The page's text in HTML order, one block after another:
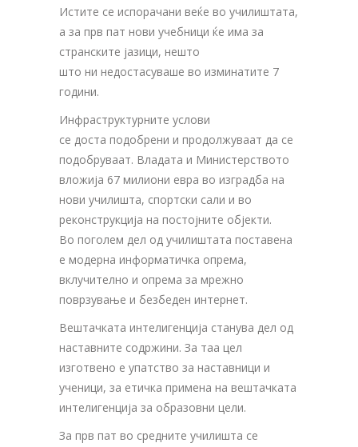
Истите се испорачани веќе во училиштата,
а за прв пат нови учебници ќе има за
странските јазици, нешто
што ни недостасуваше во изминатите 7
години.
Инфраструктурните услови
се доста подобрени и продолжуваат да се
подобруваат. Владата и Министерството
вложија 67 милиони евра во изградба на
нови училишта, спортски сали и во
реконструкција на постојните објекти.
Во поголем дел од училиштата поставена
е модерна информатичка опрема,
вклучително и опрема за мрежно
поврзување и безбеден интернет.
Вештачката интелигенција станува дел од
наставните содржини. За таа цел
изготвено е упатство за наставници и
ученици, за етичка примена на вештачката
интелигенција за образовни цели.
За прв пат во средните училишта се